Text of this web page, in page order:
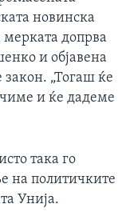
новинска
мерката допрва
и објавена
„Тогаш ќе
и ќе дадеме
така го
на политичките
Унија.